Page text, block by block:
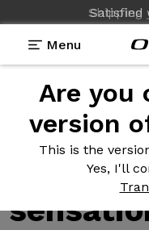
Satisfied
Menu
Are you
version
This is the
Yes, I'll
Test reviews of our
sensational start
Origine